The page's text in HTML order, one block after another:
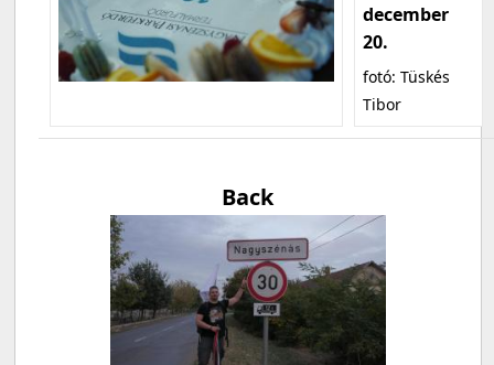
december
20.
fotó: Tüskés
Tibor
Back